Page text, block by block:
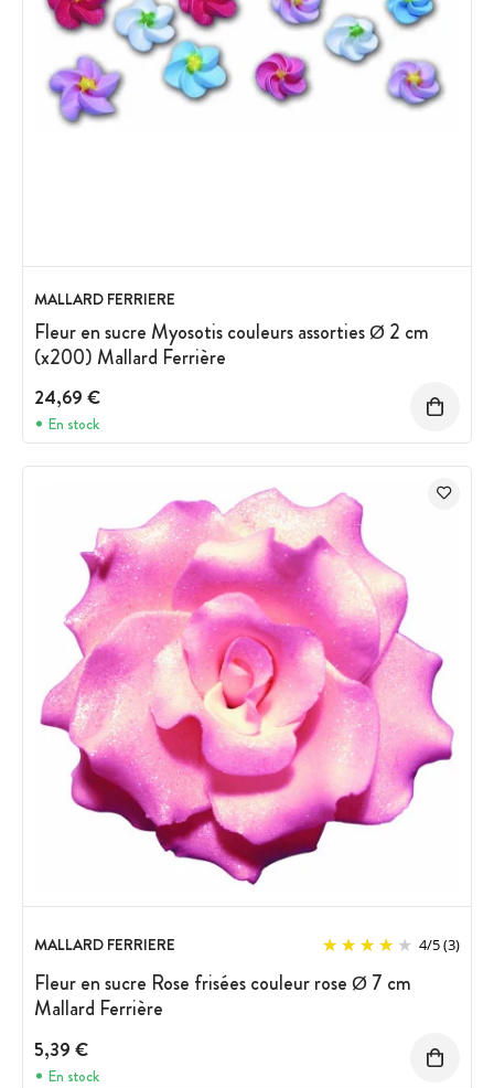
MALLARD FERRIERE
Fleur en sucre Myosotis couleurs assorties Ø 2 cm
(x200) Mallard Ferrière
24,69 €
En stock
MALLARD FERRIERE 4/5(3)
Fleur en sucre Rose frisées couleur rose Ø 7 cm
Mallard Ferrière
5,39 €
En stock